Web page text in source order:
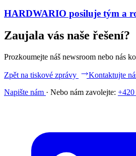
HARDWARIO posiluje tým a
Zaujala vás naše řešení?
Prozkoumejte náš newsroom nebo nás
Zpět na tiskové zprávy
Kontaktujte
Napište nám · Nebo nám zavolejte: +420